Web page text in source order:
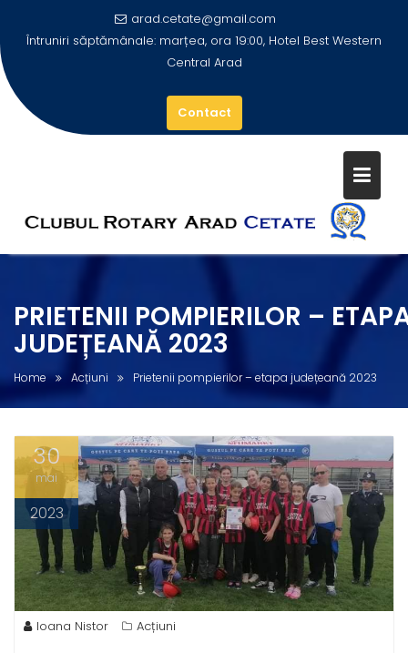
arad.cetate@gmail.com
Întruniri săptămânale: marțea, ora 19:00, Hotel Best Western
Central Arad
Contact
PRIETENII POMPIERILOR –
JUDEȚEANĂ 2023
Home Acțiuni Prietenii pompierilor – etapa județeană 2023
30
mai
2023
Ioana Nistor Acțiuni